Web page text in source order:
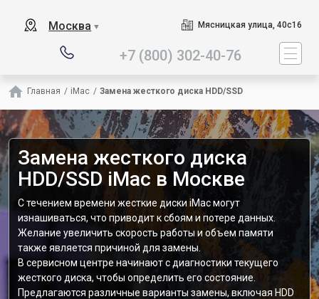
Москва ▼ Мясницкая улица, 40с16
+7 (800) 302-40-76
Главная / iMac / Замена жесткого диска HDD/SSD
Замена жесткого диска
HDD/SSD iMac в Москве
С течением времени жесткие диски iMac могут
изнашиваться, что приводит к сбоям и потере данных.
Желание увеличить скорость работы и объем памяти
также является причиной для замены.
В сервисном центре начинают с диагностики текущего
жесткого диска, чтобы определить его состояние.
Предлагаются различные варианты замены, включая HDD